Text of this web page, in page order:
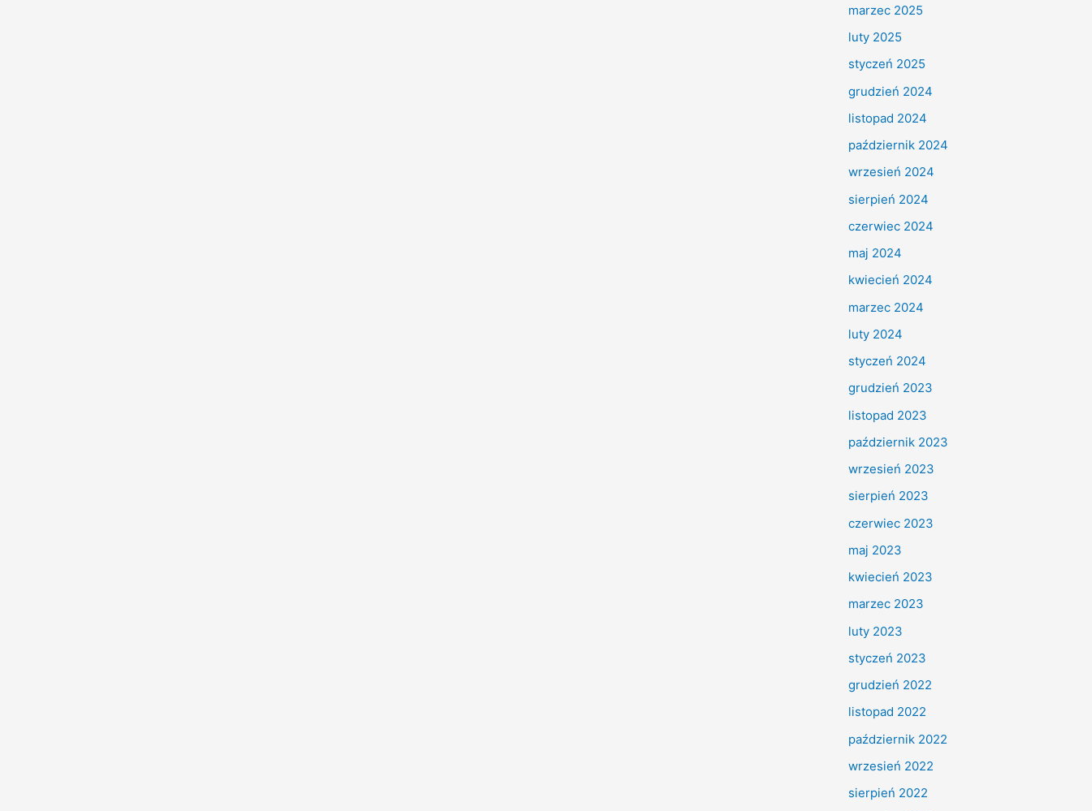
marzec 2025
luty 2025
styczeń 2025
grudzień 2024
listopad 2024
październik 2024
wrzesień 2024
sierpień 2024
czerwiec 2024
maj 2024
kwiecień 2024
marzec 2024
luty 2024
styczeń 2024
grudzień 2023
listopad 2023
październik 2023
wrzesień 2023
sierpień 2023
czerwiec 2023
maj 2023
kwiecień 2023
marzec 2023
luty 2023
styczeń 2023
grudzień 2022
listopad 2022
październik 2022
wrzesień 2022
sierpień 2022